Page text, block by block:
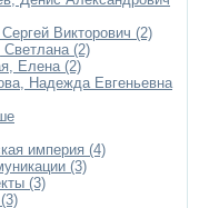
Викторович (2)
Светлана (2)
Елена (2)
Надежда Евгеньевна
империя (4)
(3)
(3)